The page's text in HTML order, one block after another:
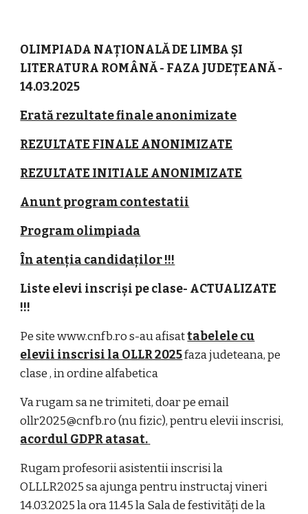
OLIMPIADA NAȚIONALĂ DE LIMBA ȘI
LITERATURA ROMÂNĂ - FAZA JUDEȚEANĂ -
14.03.2025
Erată rezultate finale anonimizate
REZULTATE FINALE ANONIMIZATE
REZULTATE INITIALE ANONIMIZATE
Anunt program contestatii
Program olimpiada
În atenția candidaților !!!
Liste elevi inscriși pe clase- ACTUALIZATE
!!!
Pe site www.cnfb.ro s-au afisattabelele cu
elevii inscrisi la OLLR 2025faza judeteana, pe
clase , in ordine alfabetica
Va rugam sa ne trimiteti, doar pe email
ollr2025@cnfb.ro (nu fizic), pentru elevii inscrisi,
acordul GDPR atasat.
Rugam profesorii asistentii inscrisi la
OLLLR2025 sa ajunga pentru instructaj vineri
14.03.2025 la ora 11.45 la Sala de festivități de la